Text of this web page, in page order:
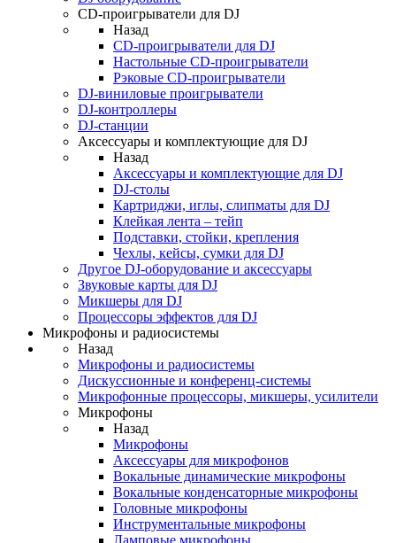
CD-проигрыватели для DJ
Назад
CD-проигрыватели для DJ
Настольные CD-проигрыватели
Рэковые CD-проигрыватели
DJ-виниловые проигрыватели
DJ-контроллеры
DJ-станции
Аксессуары и комплектующие для DJ
Назад
Аксессуары и комплектующие для DJ
DJ-столы
Картриджи, иглы, слипматы для DJ
Клейкая лента – тейп
Подставки, стойки, крепления
Чехлы, кейсы, сумки для DJ
Другое DJ-оборудование и аксессуары
Звуковые карты для DJ
Микшеры для DJ
Процессоры эффектов для DJ
Микрофоны и радиосистемы
Назад
Микрофоны и радиосистемы
Дискуссионные и конференц-системы
Микрофонные процессоры, микшеры, усилители
Микрофоны
Назад
Микрофоны
Аксессуары для микрофонов
Вокальные динамические микрофоны
Вокальные конденсаторные микрофоны
Головные микрофоны
Инструментальные микрофоны
Ламповые микрофоны